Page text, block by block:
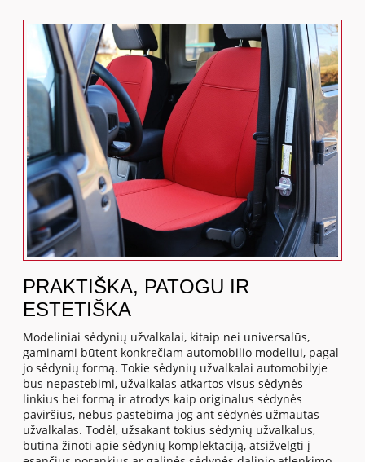
PRAKTIŠKA, PATOGU IR
ESTETIŠKA
Modeliniai sėdynių užvalkalai, kitaip nei universalūs,
gaminami būtent konkrečiam automobilio modeliui, pagal
jo sėdynių formą. Tokie sėdynių užvalkalai automobilyje
bus nepastebimi, užvalkalas atkartos visus sėdynės
linkius bei formą ir atrodys kaip originalus sėdynės
paviršius, nebus pastebima jog ant sėdynės užmautas
užvalkalas. Todėl, užsakant tokius sėdynių užvalkalus,
būtina žinoti apie sėdynių komplektaciją, atsižvelgti į